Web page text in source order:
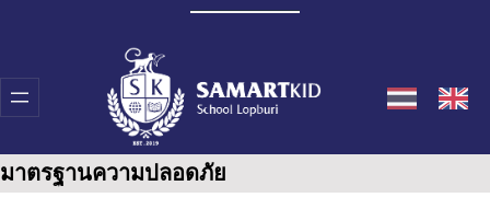
content
มาตรฐานความปลอดภัย